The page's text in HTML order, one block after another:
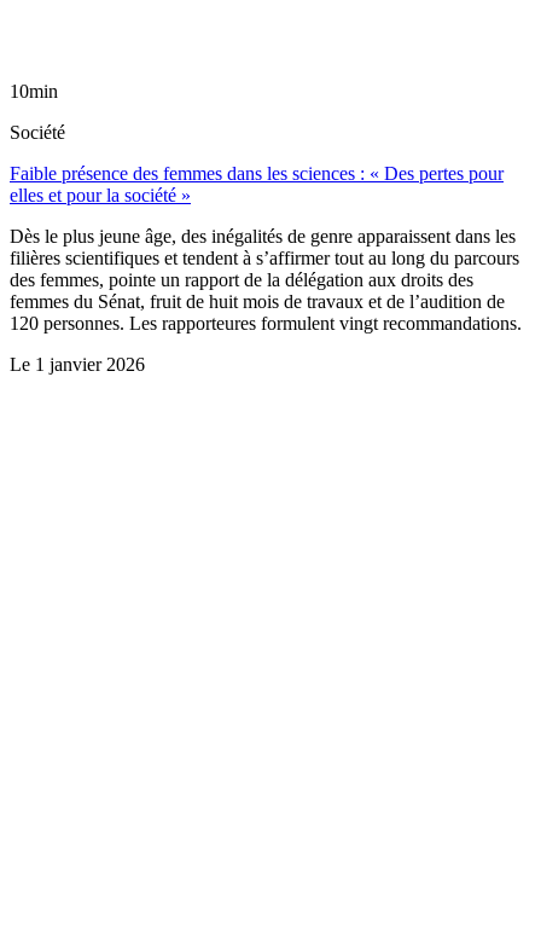
10min
Société
Faible présence des femmes dans les sciences : « Des pertes pour
elles et pour la société »
Dès le plus jeune âge, des inégalités de genre apparaissent dans les
filières scientifiques et tendent à s’affirmer tout au long du parcours
des femmes, pointe un rapport de la délégation aux droits des
femmes du Sénat, fruit de huit mois de travaux et de l’audition de
120 personnes. Les rapporteures formulent vingt recommandations.
Le 1 janvier 2026